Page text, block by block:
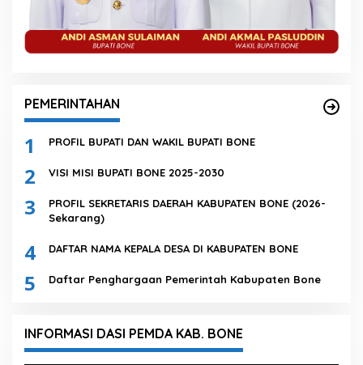
PEMERINTAHAN
1 PROFIL BUPATI DAN WAKIL BUPATI BONE
2 VISI MISI BUPATI BONE 2025-2030
3
PROFIL SEKRETARIS DAERAH KABUPATEN BONE (2026-
Sekarang)
4 DAFTAR NAMA KEPALA DESA DI KABUPATEN BONE
5 Daftar Penghargaan Pemerintah Kabupaten Bone
INFORMASI DASI PEMDA KAB. BONE